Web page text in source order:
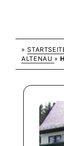
»
ALTENAU »